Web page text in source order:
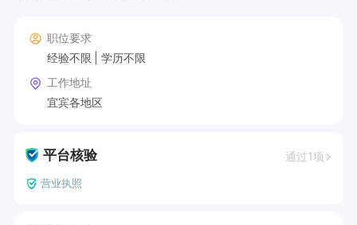
职位要求
经验不限
学历不限
工作地址
宜宾各地区
平台核验 通过1项
营业执照